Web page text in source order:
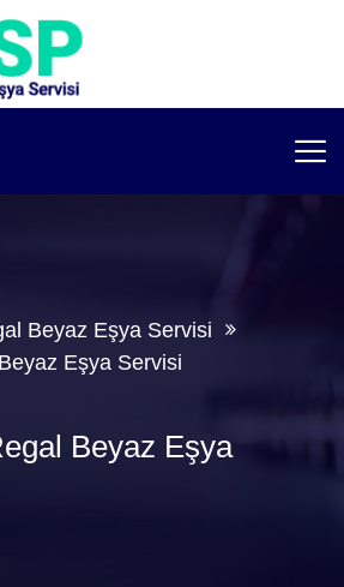
Beyaz Eşya Servisi
Eşya Servisi
Beyaz Eşya